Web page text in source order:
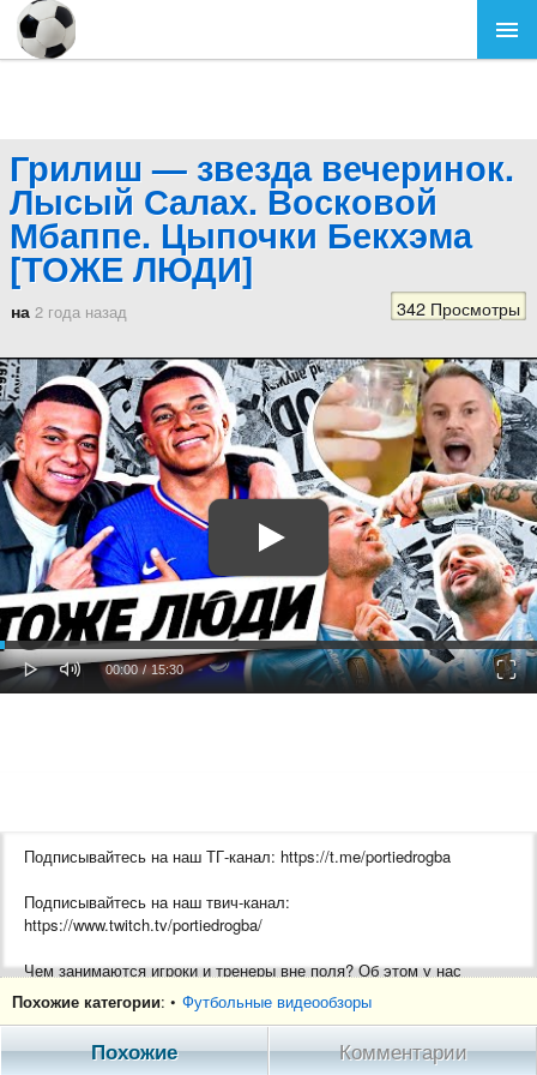
Грилиш — звезда вечеринок.
Лысый Салах. Восковой
Мбаппе. Цыпочки Бекхэма
[ТОЖЕ ЛЮДИ]
на 2 года назад 342 Просмотры
Play Mute
Current
00:00 / Duration
15:30
Подписывайтесь на наш ТГ-канал: https://t.me/portiedrogba
Подписывайтесь на наш твич-канал:
https://www.twitch.tv/portiedrogba/
Чем занимаются игроки и тренеры вне поля? Об этом у нас
отдельная рубрика. Сегодня поговорим о сельских увлечениях
Дэвида Бекхэма, вечеринках в Манчестере и Ливерпуле, пиве от
месяц – в нашем дайджесте "Тоже люди".
Похожие категории: • Футбольные видеообзоры
Похожие Комментарии